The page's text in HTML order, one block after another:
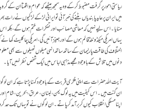
ریاستی امور پر گرفت مضبوط کر کے وہ یہ سمجھ بیٹھے کہ عوام واقعتاً ان کے
میں ایران پر عاید پابندیاں ہٹنے کی خبر آئی تو ایرانی لڑکے لڑکیوں نے رات
منایا۔ اس لیے نہیں کہ معاشی مصائب اور تفکرات ختم ہوں گے،
یہاں امریکی میکڈونلڈ قائم ہوں گے اور جینز آئیں گی، امریکی چاکلیٹ
اختلاف کی طاقت پارلیمان کے ساتھ ساتھ انہی میلوں ٹھیلوں سے بھی
دنوں میں تلاش کے باوجود مجھے مذہبی لباس میں ایک شخص نظر نہیں آیا۔
آیت اللہ حضرات سے اپنی فکری قربت کے باوجود کہنا پڑتا ہے کہ ان
ان گنت ہیں۔ اس کیفیت میں یہ لوگ یمن، لبنان، عراق، بحرین، شام اور